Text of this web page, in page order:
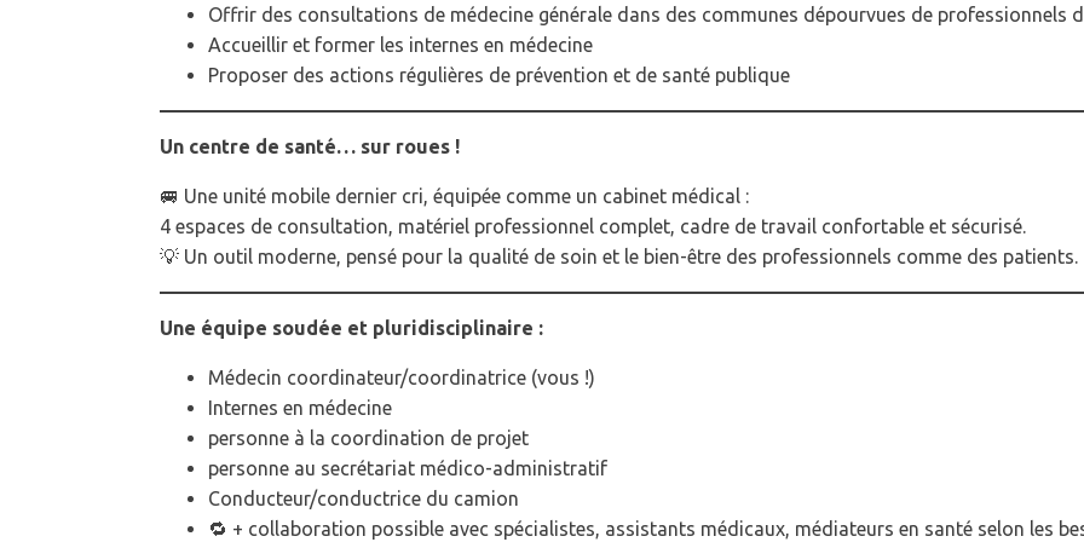
Offrir des consultations de médecine générale dans des communes dépourvues de professionnels
Accueillir et former les internes en médecine
Proposer des actions régulières de prévention et de santé publique
Un centre de santé… sur roues !
🚐 Une unité mobile dernier cri, équipée comme un cabinet médical :
4 espaces de consultation, matériel professionnel complet, cadre de travail confortable et sécurisé.
💡 Un outil moderne, pensé pour la qualité de soin et le bien-être des professionnels comme des patients.
Une équipe soudée et pluridisciplinaire :
Médecin coordinateur/coordinatrice (vous !)
Internes en médecine
personne à la coordination de projet
personne au secrétariat médico-administratif
Conducteur/conductrice du camion
🔁 + collaboration possible avec spécialistes, assistants médicaux, médiateurs en santé selon les